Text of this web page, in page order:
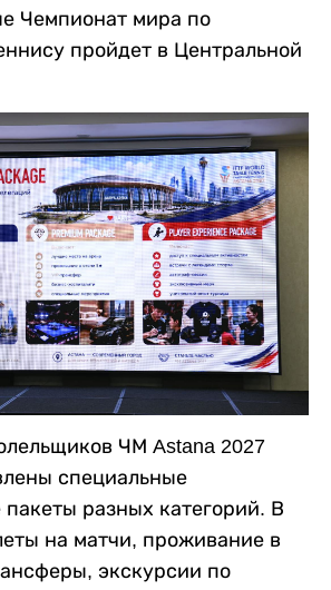
Чемпионат мира по
пройдет в Центральной
ЧМ Astana 2027
специальные
пакеты разных категорий. В
на матчи, проживание в
экскурсии по